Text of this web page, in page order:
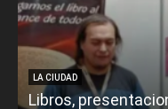
LA CIUDAD
Libros,